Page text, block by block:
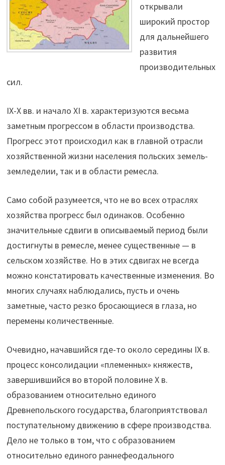
открывали
широкий простор
для дальнейшего
развития
производительных
сил.
IX-X вв. и начало XI в. характеризуются весьма
заметным прогрессом в области производства.
Прогресс этот происходил как в главной отрасли
хозяйственной жизни населения польских земель-
земледелии, так и в области ремесла.
Само собой разумеется, что не во всех отраслях
хозяйства прогресс был одинаков. Особенно
значительные сдвиги в описываемый период были
достигнуты в ремесле, менее существенные — в
сельском хозяйстве. Но в этих сдвигах не всегда
можно констатировать качественные изменения. Во
многих случаях наблюдались, пусть и очень
заметные, часто резко бросающиеся в глаза, но
перемены количественные.
Очевидно, начавшийся где-то около середины IX в.
процесс консолидации «племенных» княжеств,
завершившийся во второй половине X в.
образованием относительно единого
Древнепольского государства, благоприятствовал
поступательному движению в сфере производства.
Дело не только в том, что с образованием
относительно единого раннефеодального